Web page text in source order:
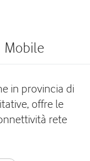
Mobile
in provincia di
offre le
rete